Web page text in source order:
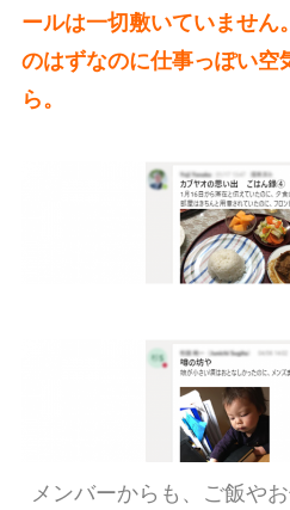
ールは一切敷いていません
のはずなのに仕事っぽい空
ら。
メンバーからも、ご飯や